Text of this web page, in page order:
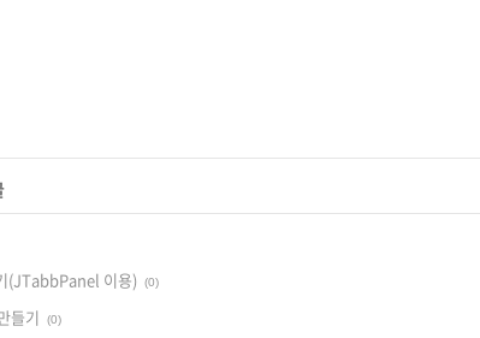
(JTabbPanel 이용)
(0)
들기
(0)